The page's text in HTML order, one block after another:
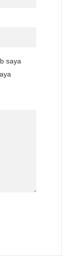
saya